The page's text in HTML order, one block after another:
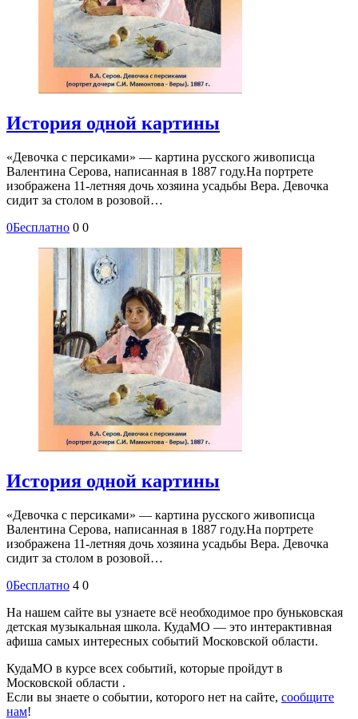
История одной картины
«Девочка с персиками» — картина русского живописца
Валентина Серова, написанная в 1887 году.На портрете
изображена 11-летняя дочь хозяина усадьбы Вера. Девочка
сидит за столом в розовой…
0Бесплатно 0 0
История одной картины
«Девочка с персиками» — картина русского живописца
Валентина Серова, написанная в 1887 году.На портрете
изображена 11-летняя дочь хозяина усадьбы Вера. Девочка
сидит за столом в розовой…
0Бесплатно 4 0
На нашем сайте вы узнаете всё необходимое про буньковская
детская музыкальная школа. КудаМО — это интерактивная
афиша самых интересных событий Московской области.
КудаМО в курсе всех событий, которые пройдут в
Московской области .
Если вы знаете о событии, которого нет на сайте, сообщите
нам!